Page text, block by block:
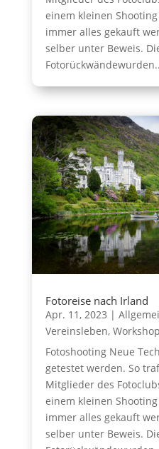
einem kleinen
immer alles gekauft
selber unter Beweis.
Fotoreise nach Irland
Apr. 11, 2023 |
Vereinsleben, Workshop
Fotoshooting Neue
getestet werden. So
Mitglieder des
einem kleinen
immer alles gekauft
selber unter Beweis.